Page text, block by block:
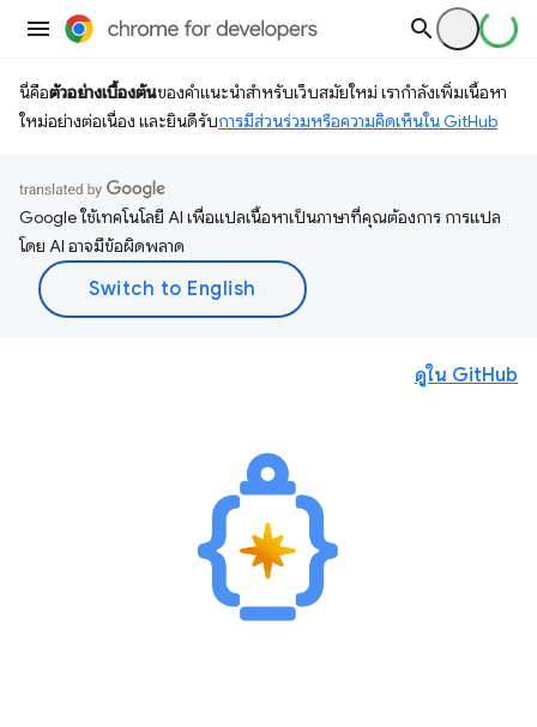
นี่คือตัวอย่างเบื้องต้นของคำแนะนำสำหรับเว็บสมัยใหม่ เรากำลังเพิ่มเนื้อหา
ใหม่อย่างต่อเนื่อง และยินดีรับการมีส่วนร่วมหรือความคิดเห็นใน GitHub
Google ใช้เทคโนโลยี AI เพื่อแปลเนื้อหาเป็นภาษาที่คุณต้องการ การแปล
โดย AI อาจมีข้อผิดพลาด
ดูใน GitHub